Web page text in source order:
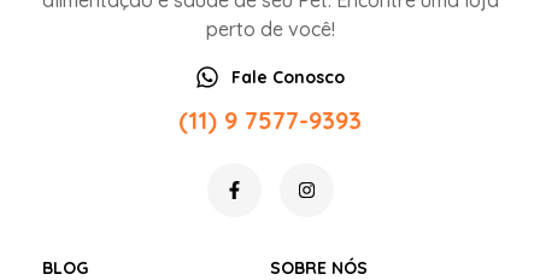
perto de você!
Fale Conosco
(11) 9 7577-9393
BLOG
SOBRE NÓS